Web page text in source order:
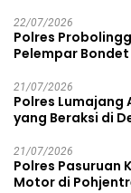
22/07/2026
Polres
Pelempar
21/07/2026
Polres Lumajang
yang Beraksi di
21/07/2026
Polres Pasuruan
Motor di